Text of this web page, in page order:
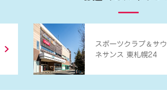
スポーツクラブ ＆ サ
ネサンス 東札幌24